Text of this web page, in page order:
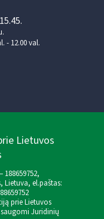
- 12.00 val.
Lietuvos
Lietuva, el.paštas:
prie Lietuvos
Juridinių